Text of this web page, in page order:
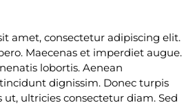
amet, consectetur adipiscing elit.
Maecenas et imperdiet augue.
lobortis. Aenean
dignissim. Donec turpis
ut, ultricies consectetur diam. Sed